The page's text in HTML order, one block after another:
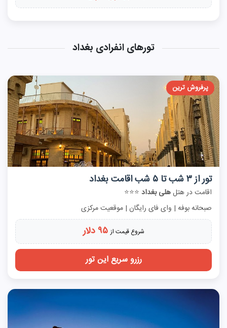
تورهای انفرادی بغداد
پرفروش ترین
تور از ۳ شب تا ۵ شب اقامت بغداد
اقامت در هتلهلی بغداد ⭐⭐⭐
صبحانه بوفه | وای فای رایگان | موقعیت مرکزی
شروع قیمت از ۹۵ دلار
رزرو سریع این تور